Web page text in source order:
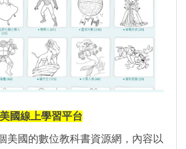
國線上學習平台
美國的數位教科書資源網，內容以